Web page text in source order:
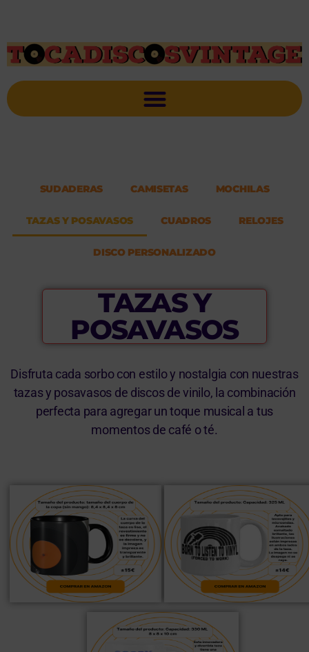
SUDADERAS CAMISETAS MOCHILAS
TAZAS Y POSAVASOS CUADROS RELOJES
DISCO PERSONALIZADO
TAZAS Y
POSAVASOS
Disfruta cada sorbo con estilo y nostalgia con nuestras
tazas y posavasos de discos de vinilo, la combinación
perfecta para agregar un toque musical a tus
momentos de café o té.